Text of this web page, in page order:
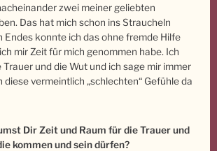
zwei meiner geliebten
Das hat mich schon ins Straucheln
Endes konnte ich das ohne fremde Hilfe
mir Zeit für mich genommen habe. Ich
und die Wut und ich sage mir immer
diese vermeintlich „schlechten“ Gefühle da
Dir Zeit und Raum für die Trauer und
kommen und sein dürfen?